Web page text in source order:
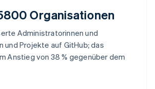
Organisationen
Administratorinnen und
und Projekte auf GitHub; das
Anstieg von 38 % gegenüber dem